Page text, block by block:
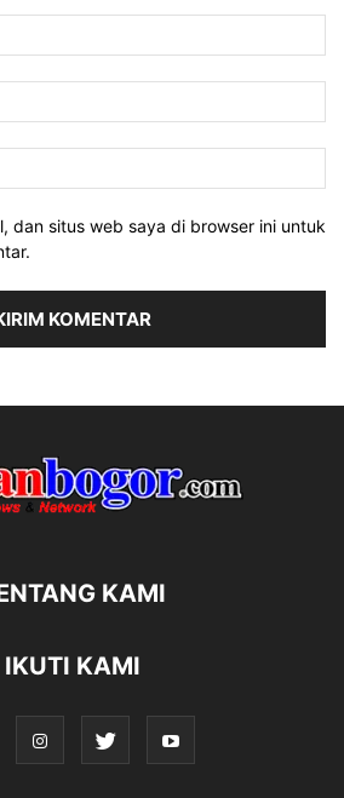
dan situs web saya di browser ini untuk
KAMI
IKUTI KAMI